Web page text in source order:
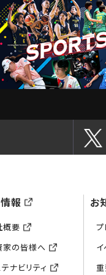
報
概要
家の皆様へ
ナビリティ
お
プ